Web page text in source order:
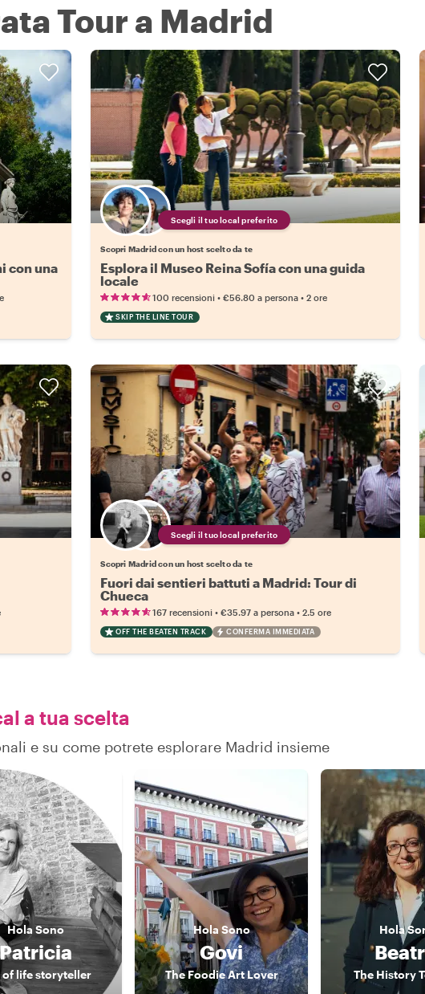
Tour a Madrid
con una
Scegli il tuo local preferito
Scopri Madrid con un host scelto da te
Esplora il Museo Reina Sofía con una guida
locale
100 recensioni •€56.80 a persona •2 ore
SKIP THE LINE TOUR
Scegli il tuo local preferito
Scopri Madrid con un host scelto da te
Fuori dai sentieri battuti a Madrid: Tour di
Chueca
167 recensioni •€35.97 a persona •2.5 ore
OFF THE BEATEN TRACK CONFERMA IMMEDIATA
a tua scelta
e su come potrete esplorare Madrid insieme
Hola Sono
of life storyteller
Hola Sono
Govi
The Foodie Art Lover
Hola
The History